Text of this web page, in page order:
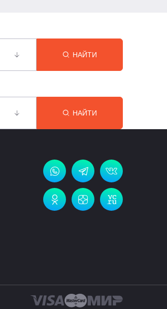
НАЙТИ
НАЙТИ